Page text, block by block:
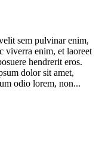
sem pulvinar enim,
viverra enim, et laoreet
hendrerit eros.
dolor sit amet,
odio lorem, non...